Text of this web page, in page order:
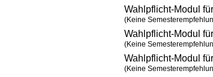
Wahlpflicht-Modul für
(Keine
Wahlpflicht-Modul für
(Keine
Wahlpflicht-Modul für
(Keine